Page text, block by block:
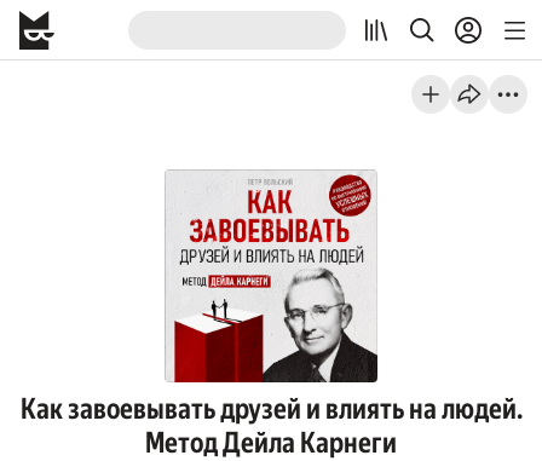
Как завоевывать друзей и влиять на людей.
Метод Дейла Карнеги